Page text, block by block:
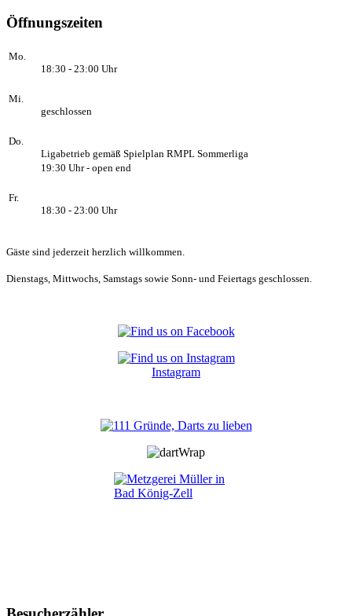
Öffnungszeiten
Mo.
18:30 - 23:00 Uhr
Mi.
geschlossen
Do.
Ligabetrieb gemäß Spielplan RMPL Sommerliga
19:30 Uhr - open end
Fr.
18:30 - 23:00 Uhr
Gäste sind jederzeit herzlich willkommen.
Dienstags, Mittwochs, Samstags sowie Sonn- und Feiertags geschlossen.
Instagram